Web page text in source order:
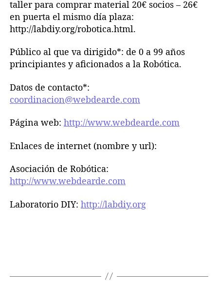
taller para comprar material 20€ socios – 26€
en puerta el mismo día plaza:
http://labdiy.org/robotica.html.
Público al que va dirigido*: de 0 a 99 años
principiantes y aficionados a la Robótica.
Datos de contacto*:
coordinacion@webdearde.com
Página web: http://www.webdearde.com
Enlaces de internet (nombre y url):
Asociación de Robótica:
http://www.webdearde.com
Laboratorio DIY: http://labdiy.org